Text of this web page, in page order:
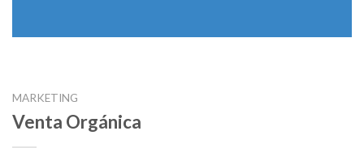
MARKETING
Venta Orgánica